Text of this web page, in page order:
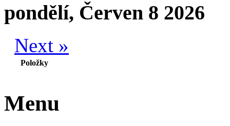
pondělí, Červen 8 2026
Next »
Položky
Menu